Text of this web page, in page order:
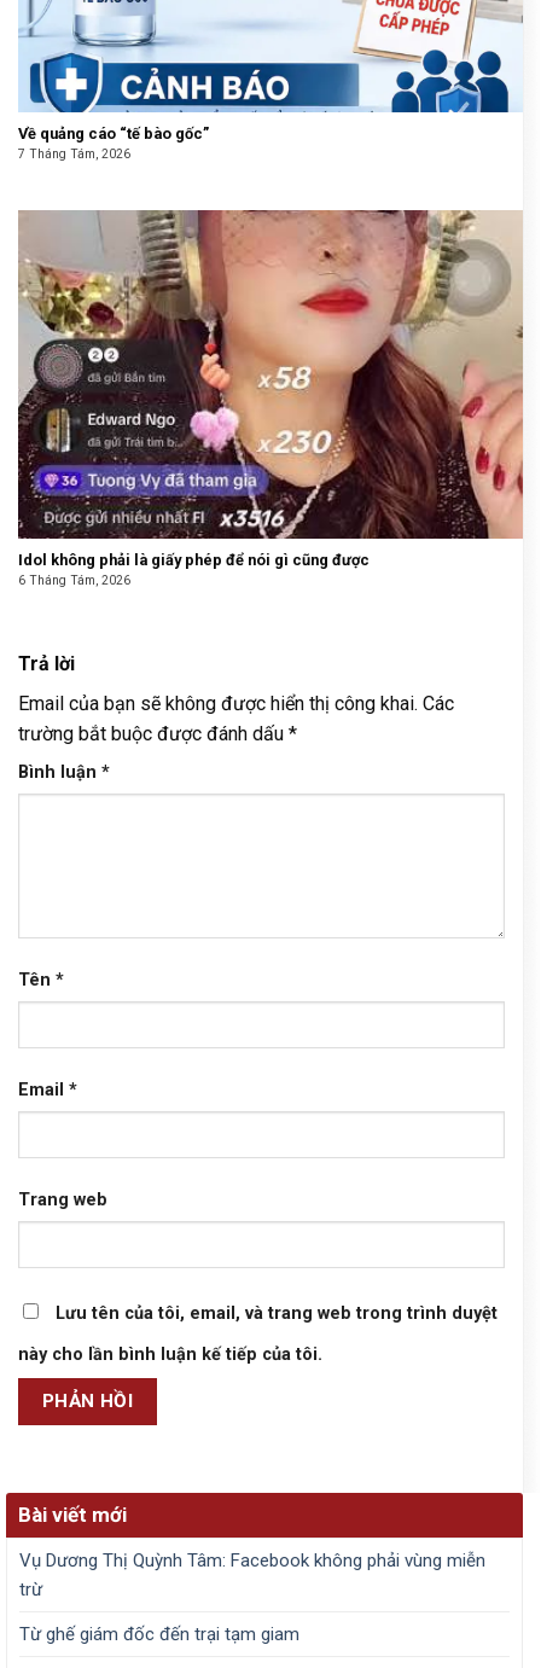
Về quảng cáo “tế bào gốc”
7 Tháng Tám, 2026
Idol không phải là giấy phép để nói gì cũng được
6 Tháng Tám, 2026
Trả lời
Email của bạn sẽ không được hiển thị công khai. Các
trường bắt buộc được đánh dấu *
Bình luận *
Tên *
Email *
Trang web
Lưu tên của tôi, email, và trang web trong trình duyệt
này cho lần bình luận kế tiếp của tôi.
Bài viết mới
Vụ Dương Thị Quỳnh Tâm: Facebook không phải vùng miễn
trừ
Từ ghế giám đốc đến trại tạm giam